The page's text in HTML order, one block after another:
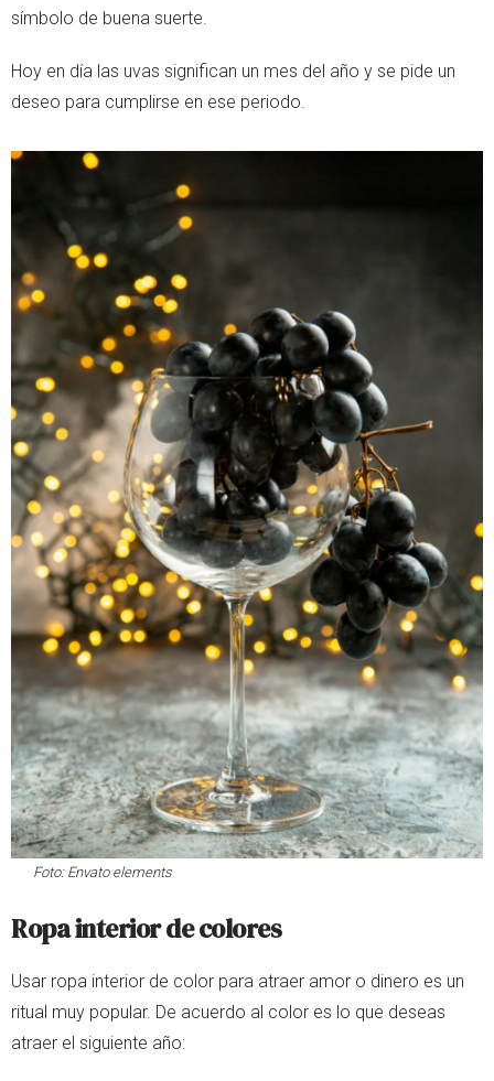
símbolo de buena suerte.
Hoy en día las uvas significan un mes del año y se pide un
deseo para cumplirse en ese periodo.
Foto: Envato elements
Ropa interior de colores
Usar ropa interior de color para atraer amor o dinero es un
ritual muy popular. De acuerdo al color es lo que deseas
atraer el siguiente año: